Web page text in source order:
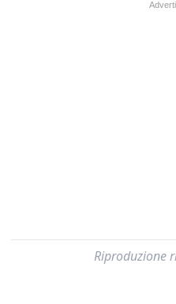
Riproduzione